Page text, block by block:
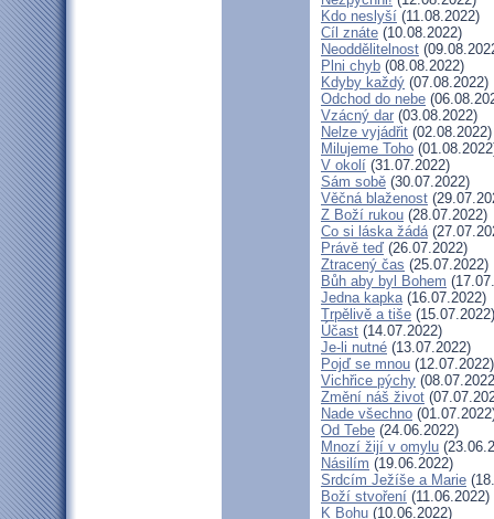
Kdo neslyší (11.08.2022)
Cíl znáte (10.08.2022)
Neoddělitelnost
Plni chyb (08.08.2022)
Kdyby každý (07.08.2022)
Odchod do nebe
Vzácný dar (03.08.2022)
Nelze vyjádřit (02.08.2022)
Milujeme Toho
V okolí (31.07.2022)
Sám sobě (30.07.2022)
Věčná blaženost
Z Boží rukou (28.07.2022)
Co si láska žádá
Právě teď (26.07.2022)
Ztracený čas (25.07.2022)
Bůh aby byl Bohem
Jedna kapka(16.07.2022)
Trpělivě a tiše (15.07.2022)
Účast (14.07.2022)
Je-li nutné (13.07.2022)
Pojď se mnou (12.07.2022)
Vichřice pýchy
Změní náš život
Nade všechno
Od Tebe (24.06.2022)
Mnozí žijí v omylu
Násilím (19.06.2022)
Srdcím Ježíše a Marie
Boží stvoření (11.06.2022)
K Bohu (10.06.2022)